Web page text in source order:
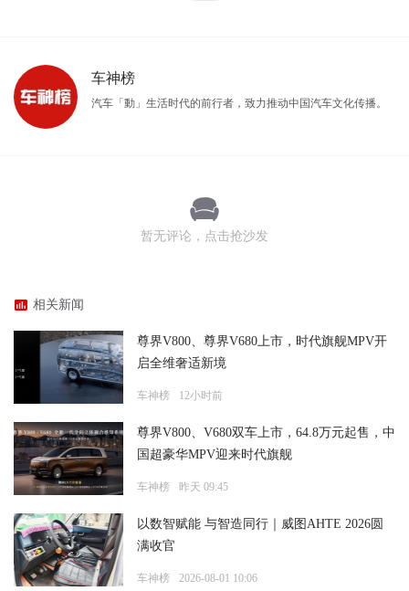
车神榜
汽车「動」生活时代的前行者，致力推动中国汽车文化传播。
暂无评论，点击抢沙发
相关新闻
尊界V800、尊界V680上市，时代旗舰MPV开
启全维奢适新境
车神榜 12小时前
尊界V800、V680双车上市，64.8万元起售，中
国超豪华MPV迎来时代旗舰
车神榜 昨天 09:45
以数智赋能 与智造同行｜威图AHTE 2026圆
满收官
车神榜 2026-08-01 10:06